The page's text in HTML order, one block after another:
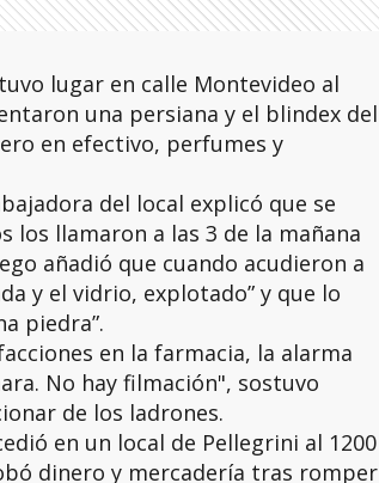
lugar en calle Montevideo al
una persiana y el blindex del
en efectivo, perfumes y
del local explicó que se
llamaron a las 3 de la mañana
añadió que cuando acudieron a
y el vidrio, explotado” y que lo
piedra”.
en la farmacia, la alarma
No hay filmación", sostuvo
de los ladrones.
en un local de Pellegrini al 1200
dinero y mercadería tras romper